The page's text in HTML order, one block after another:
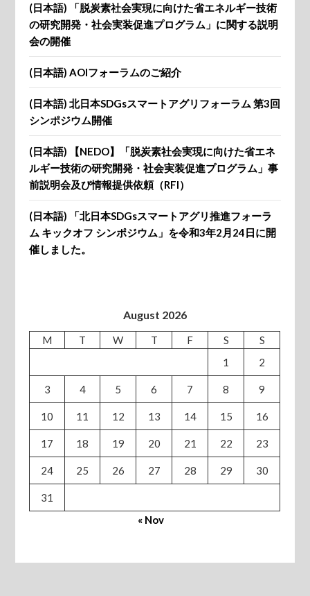
(日本語) 「脱炭素社会実現に向けた省エネルギー技術
の研究開発・社会実装促進プログラム」に関する説明
会の開催
(日本語) AOIフォーラムのご紹介
(日本語) 北日本SDGsスマートアグリフォーラム 第3回
シンポジウム開催
(日本語) 【NEDO】「脱炭素社会実現に向けた省エネ
ルギー技術の研究開発・社会実装促進プログラム」事
前説明会及び情報提供依頼（RFI）
(日本語) 「北日本SDGsスマートアグリ推進フォーラ
ム キックオフ シンポジウム」を令和3年2月24日に開
催しました。
August 2026
M T W T F S
S
1
2
3 4 5 6 7 8 9
10 11 12 13 14 15 16
17 18 19 20 21 22 23
24 25 26 27 28 29 30
31
« Nov